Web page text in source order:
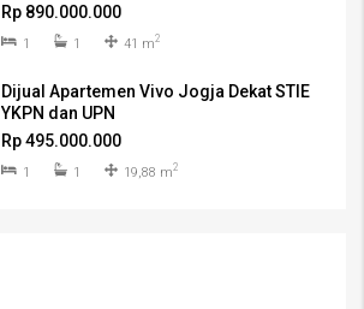
Rp 890.000.000
1 1 41 m2
Dijual Apartemen Vivo Jogja Dekat STIE
YKPN dan UPN
Rp 495.000.000
1 1 19,88 m2